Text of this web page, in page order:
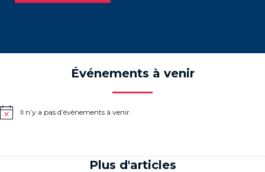
Événements à venir
Notice Il n’y a pas d’évènements à venir.
Plus d'articles